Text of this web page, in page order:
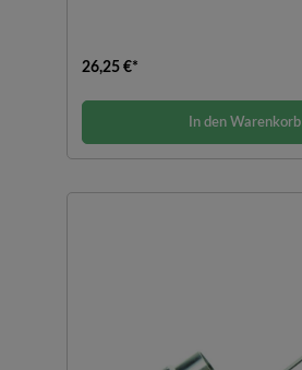
26,25 €*
In den Warenkorb